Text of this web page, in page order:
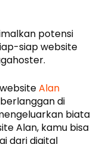
potensi
siap website
Alan
di
biata
Alan, kamu bisa
dari digital